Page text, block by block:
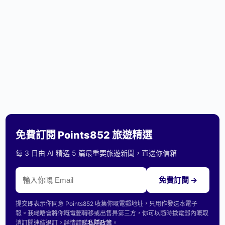
免費訂閱 Points852 旅遊精選
每 3 日由 AI 精選 5 篇最重要旅遊新聞，直送你信箱
免費訂閱 →
提交即表示你同意 Points852 收集你嘅電郵地址，只用作發送本電子
報。我哋唔會將你嘅電郵轉移或出售畀第三方，你可以隨時撳電郵內嘅取
消訂閱連結退訂。詳情請睇私隱政策 。